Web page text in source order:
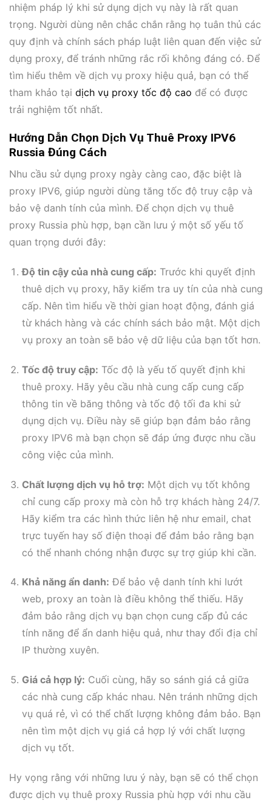
nhiệm pháp lý khi sử dụng dịch vụ này là rất quan
trọng. Người dùng nên chắc chắn rằng họ tuân thủ các
quy định và chính sách pháp luật liên quan đến việc sử
dụng proxy, để tránh những rắc rối không đáng có. Để
tìm hiểu thêm về dịch vụ proxy hiệu quả, bạn có thể
tham khảo tại dịch vụ proxy tốc độ cao để có được
trải nghiệm tốt nhất.
Hướng Dẫn Chọn Dịch Vụ Thuê Proxy IPV6
Russia Đúng Cách
Nhu cầu sử dụng proxy ngày càng cao, đặc biệt là
proxy IPV6, giúp người dùng tăng tốc độ truy cập và
bảo vệ danh tính của mình. Để chọn dịch vụ thuê
proxy Russia phù hợp, bạn cần lưu ý một số yếu tố
quan trọng dưới đây:
Độ tin cậy của nhà cung cấp: Trước khi quyết định
thuê dịch vụ proxy, hãy kiểm tra uy tín của nhà cung
cấp. Nên tìm hiểu về thời gian hoạt động, đánh giá
từ khách hàng và các chính sách bảo mật. Một dịch
vụ proxy an toàn sẽ bảo vệ dữ liệu của bạn tốt hơn.
Tốc độ truy cập: Tốc độ là yếu tố quyết định khi
thuê proxy. Hãy yêu cầu nhà cung cấp cung cấp
thông tin về băng thông và tốc độ tối đa khi sử
dụng dịch vụ. Điều này sẽ giúp bạn đảm bảo rằng
proxy IPV6 mà bạn chọn sẽ đáp ứng được nhu cầu
công việc của mình.
Chất lượng dịch vụ hỗ trợ: Một dịch vụ tốt không
chỉ cung cấp proxy mà còn hỗ trợ khách hàng 24/7.
Hãy kiểm tra các hình thức liên hệ như email, chat
trực tuyến hay số điện thoại để đảm bảo rằng bạn
có thể nhanh chóng nhận được sự trợ giúp khi cần.
Khả năng ẩn danh: Để bảo vệ danh tính khi lướt
web, proxy an toàn là điều không thể thiếu. Hãy
đảm bảo rằng dịch vụ bạn chọn cung cấp đủ các
tính năng để ẩn danh hiệu quả, như thay đổi địa chỉ
IP thường xuyên.
Giá cả hợp lý: Cuối cùng, hãy so sánh giá cả giữa
các nhà cung cấp khác nhau. Nên tránh những dịch
vụ quá rẻ, vì có thể chất lượng không đảm bảo. Bạn
nên tìm một dịch vụ giá cả hợp lý với chất lượng
dịch vụ tốt.
Hy vọng rằng với những lưu ý này, bạn sẽ có thể chọn
được dịch vụ thuê proxy Russia phù hợp với nhu cầu